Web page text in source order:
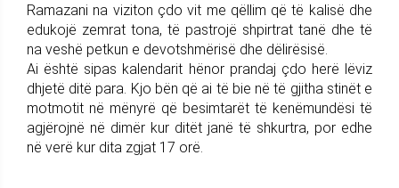
Ramazani na viziton çdo vit me qëllim që të kalisë dhe
edukojë zemrat tona, të pastrojë shpirtrat tanë dhe të
na veshë petkun e devotshmërisë dhe dëlirësisë.
Ai është sipas kalendarit hënor prandaj çdo herë lëviz
dhjetë ditë para. Kjo bën që ai të bie në të gjitha stinët e
motmotit në mënyrë që besimtarët të kenëmundësi të
agjërojnë në dimër kur ditët janë të shkurtra, por edhe
në verë kur dita zgjat 17 orë.